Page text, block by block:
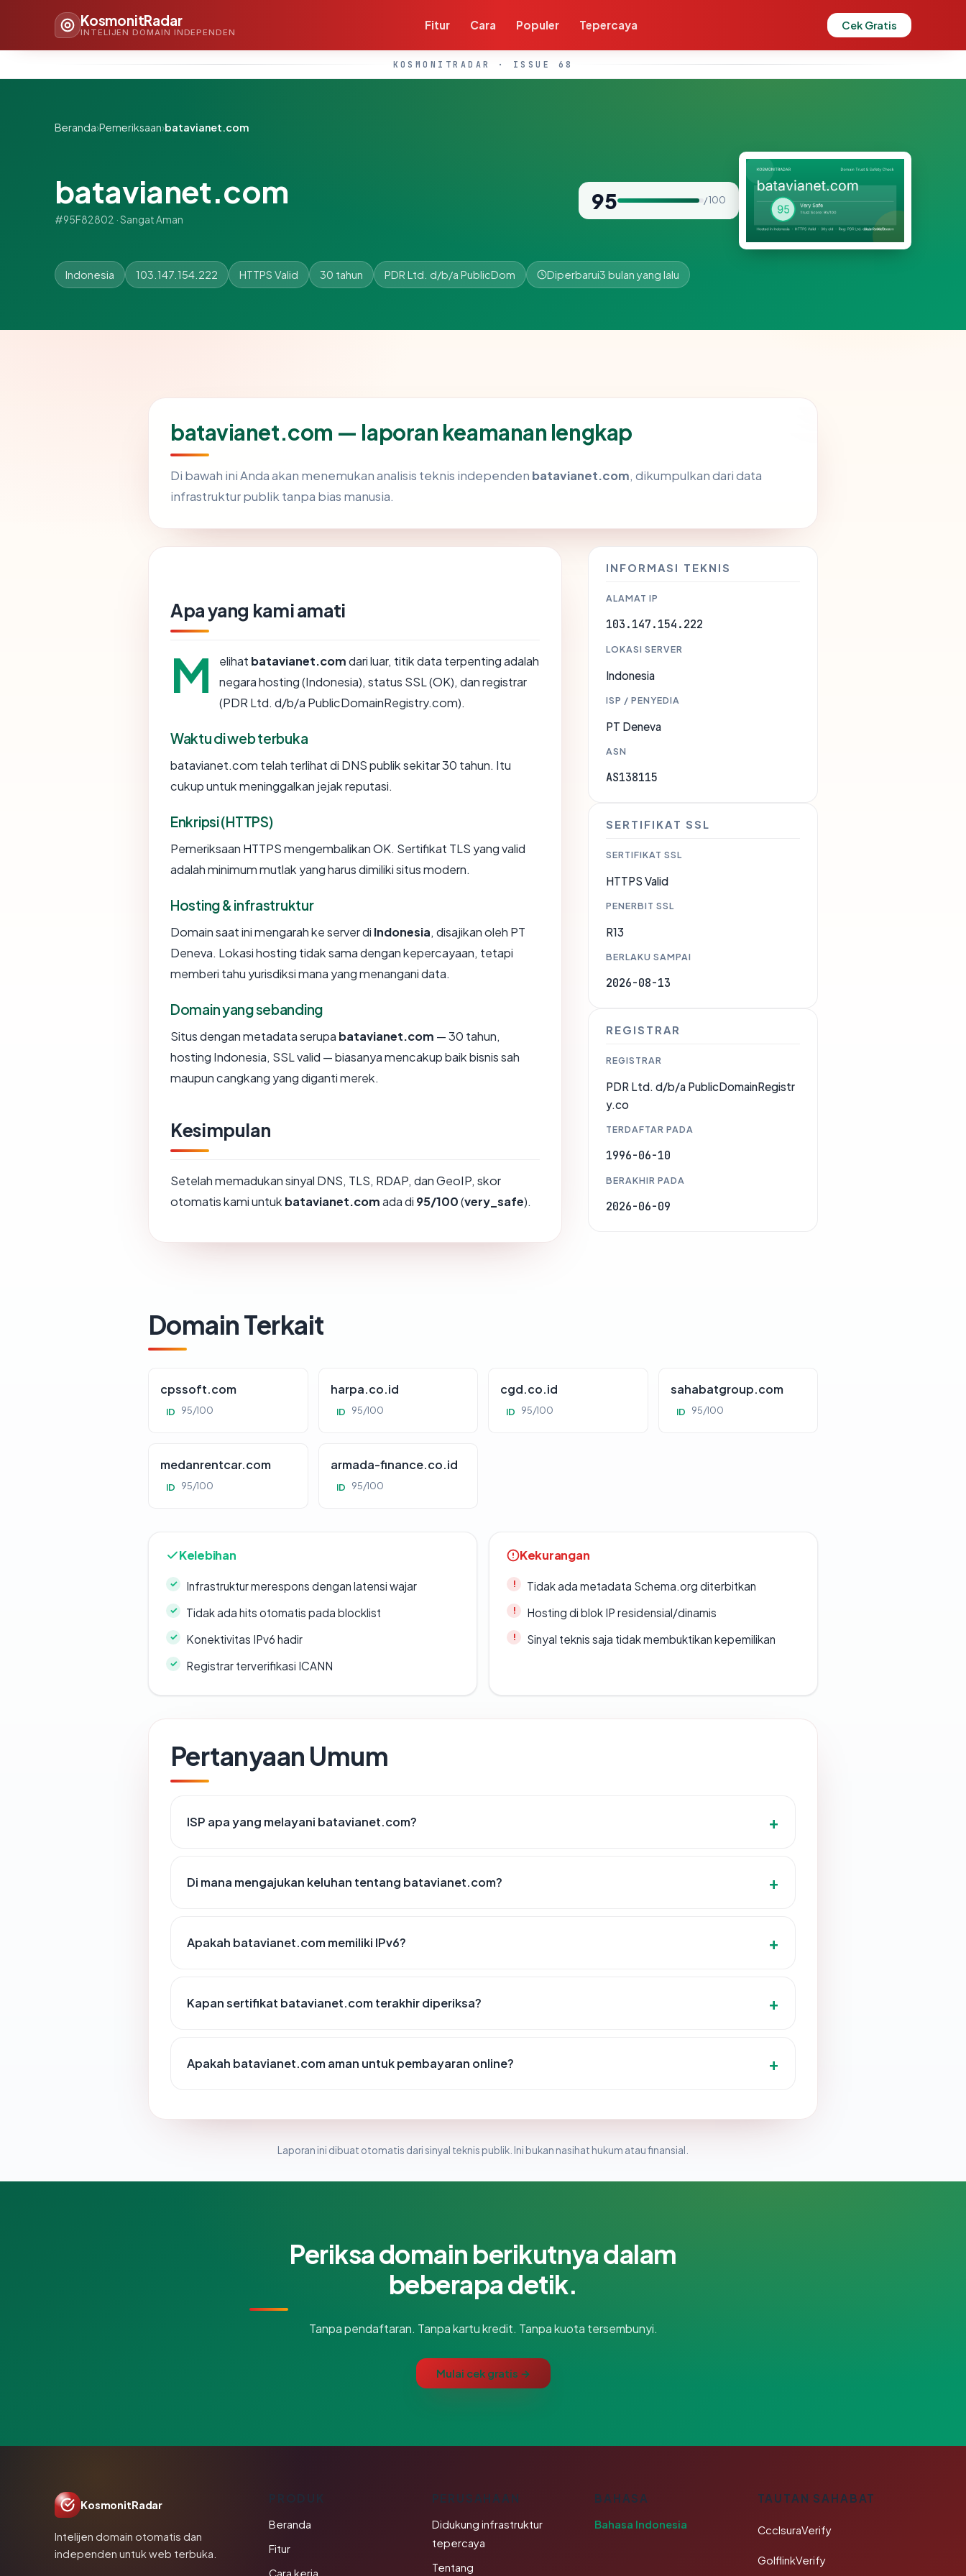
KosmonitRadar
INTELIJEN DOMAIN INDEPENDEN
Fitur Cara Populer Tepercaya Cek Gratis
KOSMONITRADAR · ISSUE 68
Beranda›Pemeriksaan›batavianet.com
batavianet.com
#95F82802 · Sangat Aman
95 / 100
Indonesia 103.147.154.222 HTTPS Valid 30 tahun PDR Ltd. d/b/a PublicDom Diperbarui3 bulan yang lalu
batavianet.com — laporan keamanan lengkap
Di bawah ini Anda akan menemukan analisis teknis independen batavianet.com, dikumpulkan dari data
infrastruktur publik tanpa bias manusia.
Apa yang kami amati
M elihat batavianet.comdari luar, titik data terpenting adalah
negara hosting (Indonesia), status SSL (OK), dan registrar
(PDR Ltd. d/b/a PublicDomainRegistry.com).
Waktu di web terbuka
batavianet.com telah terlihat di DNS publik sekitar 30 tahun. Itu
cukup untuk meninggalkan jejak reputasi.
Enkripsi (HTTPS)
Pemeriksaan HTTPS mengembalikan OK. Sertifikat TLS yang valid
adalah minimum mutlak yang harus dimiliki situs modern.
Hosting & infrastruktur
Domain saat ini mengarah ke server di Indonesia, disajikan oleh PT
Deneva. Lokasi hosting tidak sama dengan kepercayaan, tetapi
memberi tahu yurisdiksi mana yang menangani data.
Domain yang sebanding
Situs dengan metadata serupa batavianet.com — 30 tahun,
hosting Indonesia, SSL valid — biasanya mencakup baik bisnis sah
maupun cangkang yang diganti merek.
Kesimpulan
Setelah memadukan sinyal DNS, TLS, RDAP, dan GeoIP, skor
otomatis kami untuk batavianet.comada di 95/100(very_safe).
INFORMASI TEKNIS
ALAMAT IP
103.147.154.222
LOKASI SERVER
Indonesia
ISP / PENYEDIA
PT Deneva
ASN
AS138115
SERTIFIKAT SSL
SERTIFIKAT SSL
HTTPS Valid
PENERBIT SSL
R13
BERLAKU SAMPAI
2026-08-13
REGISTRAR
REGISTRAR
PDR Ltd. d/b/a PublicDomainRegistr
y.co
TERDAFTAR PADA
1996-06-10
BERAKHIR PADA
2026-06-09
Domain Terkait
cpssoft.com
ID 95/100
harpa.co.id
ID 95/100
cgd.co.id
ID 95/100
sahabatgroup.com
ID 95/100
medanrentcar.com
ID 95/100
armada-finance.co.id
ID 95/100
Kelebihan
Infrastruktur merespons dengan latensi wajar
Tidak ada hits otomatis pada blocklist
Konektivitas IPv6 hadir
Registrar terverifikasi ICANN
Kekurangan
Tidak ada metadata Schema.org diterbitkan
Hosting di blok IP residensial/dinamis
Sinyal teknis saja tidak membuktikan kepemilikan
Pertanyaan Umum
ISP apa yang melayani batavianet.com?
Di mana mengajukan keluhan tentang batavianet.com?
Apakah batavianet.com memiliki IPv6?
Kapan sertifikat batavianet.com terakhir diperiksa?
Apakah batavianet.com aman untuk pembayaran online?
Laporan ini dibuat otomatis dari sinyal teknis publik. Ini bukan nasihat hukum atau finansial.
Periksa domain berikutnya dalam
beberapa detik.
Tanpa pendaftaran. Tanpa kartu kredit. Tanpa kuota tersembunyi.
Mulai cek gratis →
KosmonitRadar
Intelijen domain otomatis dan
independen untuk web terbuka.
Beranda
Fitur
Cara kerja
PERUSAHAAN
Didukung infrastruktur
tepercaya
Tentang
BAHASA
Bahasa Indonesia
TAUTAN SAHABAT
CcclsuraVerify
GolflinkVerify